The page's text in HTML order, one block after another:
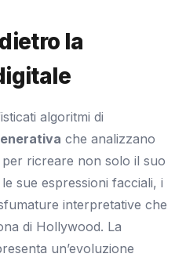
la
algoritmi di
che analizzano
ricreare non solo il suo
sue espressioni facciali, i
interpretative che
di Hollywood. La
un’evoluzione